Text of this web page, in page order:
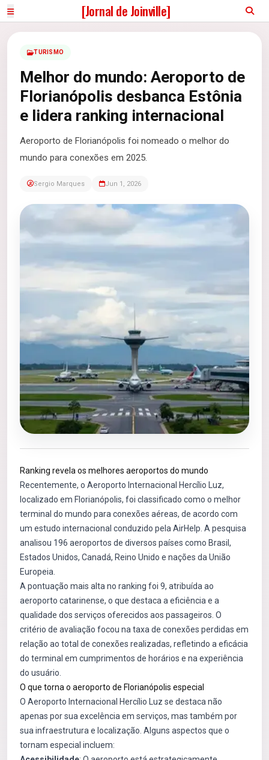
[Jornal de Joinville]
TURISMO
Melhor do mundo: Aeroporto de
Florianópolis desbanca Estônia
e lidera ranking internacional
Aeroporto de Florianópolis foi nomeado o melhor do
mundo para conexões em 2025.
Sergio Marques Jun 1, 2026
Ranking revela os melhores aeroportos do mundo
Recentemente, o Aeroporto Internacional Hercílio Luz,
localizado em Florianópolis, foi classificado como o melhor
terminal do mundo para conexões aéreas, de acordo com
um estudo internacional conduzido pela AirHelp. A pesquisa
analisou 196 aeroportos de diversos países como Brasil,
Estados Unidos, Canadá, Reino Unido e nações da União
Europeia.
A pontuação mais alta no ranking foi 9, atribuída ao
aeroporto catarinense, o que destaca a eficiência e a
qualidade dos serviços oferecidos aos passageiros. O
critério de avaliação focou na taxa de conexões perdidas em
relação ao total de conexões realizadas, refletindo a eficácia
do terminal em cumprimentos de horários e na experiência
do usuário.
O que torna o aeroporto de Florianópolis especial
O Aeroporto Internacional Hercílio Luz se destaca não
apenas por sua excelência em serviços, mas também por
sua infraestrutura e localização. Alguns aspectos que o
tornam especial incluem: